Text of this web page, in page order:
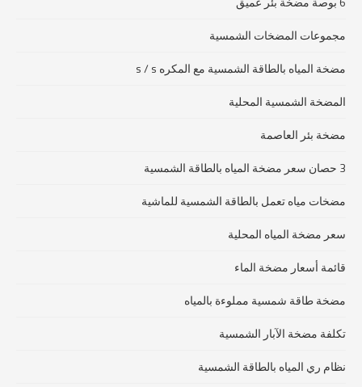
مجموعات المضخات الشمسية
مضخة المياه بالطاقة الشمسية مع المكره s / s
المضخة الشمسية المحلية
مضخة بئر العاصمة
3 حصان سعر مضخة المياه بالطاقة الشمسية
مضخات مياه تعمل بالطاقة الشمسية للماشية
سعر مضخة المياه المحلية
قائمة أسعار مضخة الماء
مضخة طاقة شمسية مملوءة بالمياه
تكلفة مضخة الآبار الشمسية
نظام ري المياه بالطاقة الشمسية